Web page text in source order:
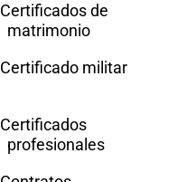
Certificados de
matrimonio
Certificado militar
Certificados
profesionales